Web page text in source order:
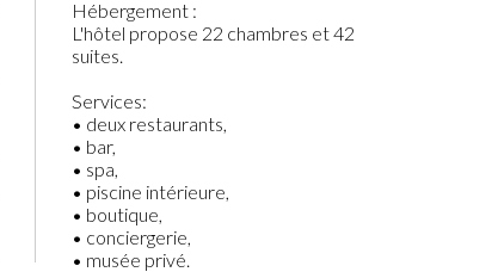
Hébergement :
L'hôtel propose 22 chambres et 42
suites.
Services:
• deux restaurants,
• bar,
• spa,
• piscine intérieure,
• boutique,
• conciergerie,
• musée privé.